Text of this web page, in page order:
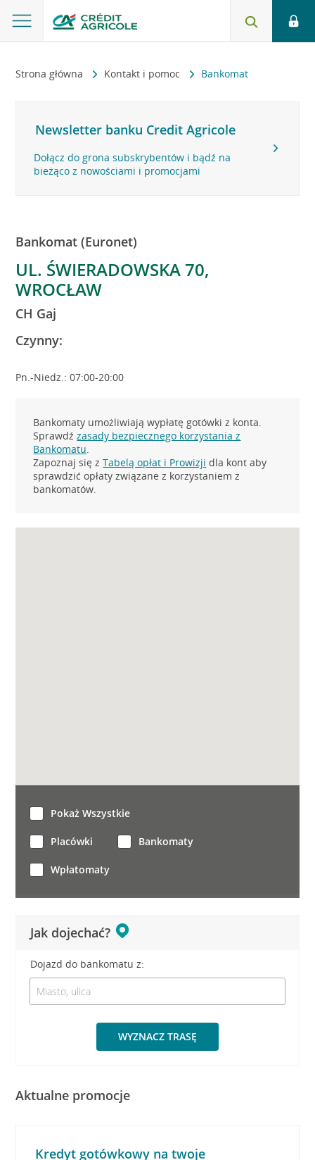
Strona główna Kontakt i pomoc Bankomat
Newsletter banku Credit Agricole
Dołącz do grona subskrybentów i bądź na
bieżąco z nowościami i promocjami
Bankomat (Euronet)
UL. ŚWIERADOWSKA 70,
WROCŁAW
CH Gaj
Czynny:
Pn.-Niedz.: 07:00-20:00
Bankomaty umożliwiają wypłatę gotówki z konta.
Sprawdźzasady bezpiecznego korzystania z
Bankomatu.
Zapoznaj się zTabelą opłat i Prowizji dla kont aby
sprawdzić opłaty związane z korzystaniem z
bankomatów.
Jak dojechać?
Dojazd do bankomatu z:
WYZNACZ TRASĘ
Pokaż Wszystkie
Placówki Bankomaty
Wpłatomaty
Aktualne promocje
Kredyt gotówkowy na twoje